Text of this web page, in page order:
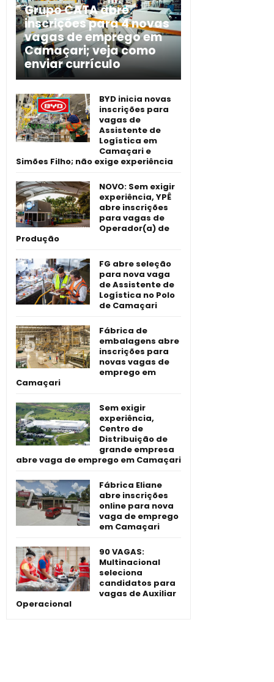
Grupo CATA abre
inscrições para 4 novas
vagas de emprego em
Camaçari; veja como
enviar currículo
BYD inicia novas
inscrições para
vagas de
Assistente de
Logística em
Camaçari e
Simões Filho; não exige experiência
NOVO: Sem exigir
experiência, YPÊ
abre inscrições
para vagas de
Operador(a) de
Produção
FG abre seleção
para nova vaga
de Assistente de
Logística no Polo
de Camaçari
Fábrica de
embalagens abre
inscrições para
novas vagas de
emprego em
Camaçari
Sem exigir
experiência,
Centro de
Distribuição de
grande empresa
abre vaga de emprego em Camaçari
Fábrica Eliane
abre inscrições
online para nova
vaga de emprego
em Camaçari
90 VAGAS:
Multinacional
seleciona
candidatos para
vagas de Auxiliar
Operacional